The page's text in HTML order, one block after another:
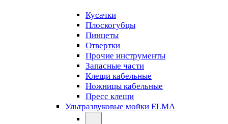
Кусачки
Плоскогубцы
Пинцеты
Отвертки
Прочие инструменты
Запасные части
Клещи кабельные
Ножницы кабельные
Пресс клещи
Ультразвуковые мойки ELMA